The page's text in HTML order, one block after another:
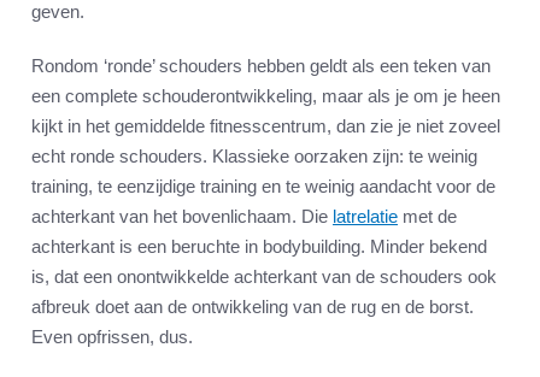
geven.
Rondom ‘ronde’ schouders hebben geldt als een teken van
een complete schouderontwikkeling, maar als je om je heen
kijkt in het gemiddelde fitnesscentrum, dan zie je niet zoveel
echt ronde schouders. Klassieke oorzaken zijn: te weinig
training, te eenzijdige training en te weinig aandacht voor de
achterkant van het bovenlichaam. Die latrelatie met de
achterkant is een beruchte in bodybuilding. Minder bekend
is, dat een onontwikkelde achterkant van de schouders ook
afbreuk doet aan de ontwikkeling van de rug en de borst.
Even opfrissen, dus.